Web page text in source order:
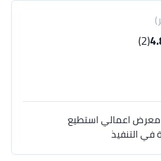
(2)
معرض اعمالي استطيع
التنفيذ